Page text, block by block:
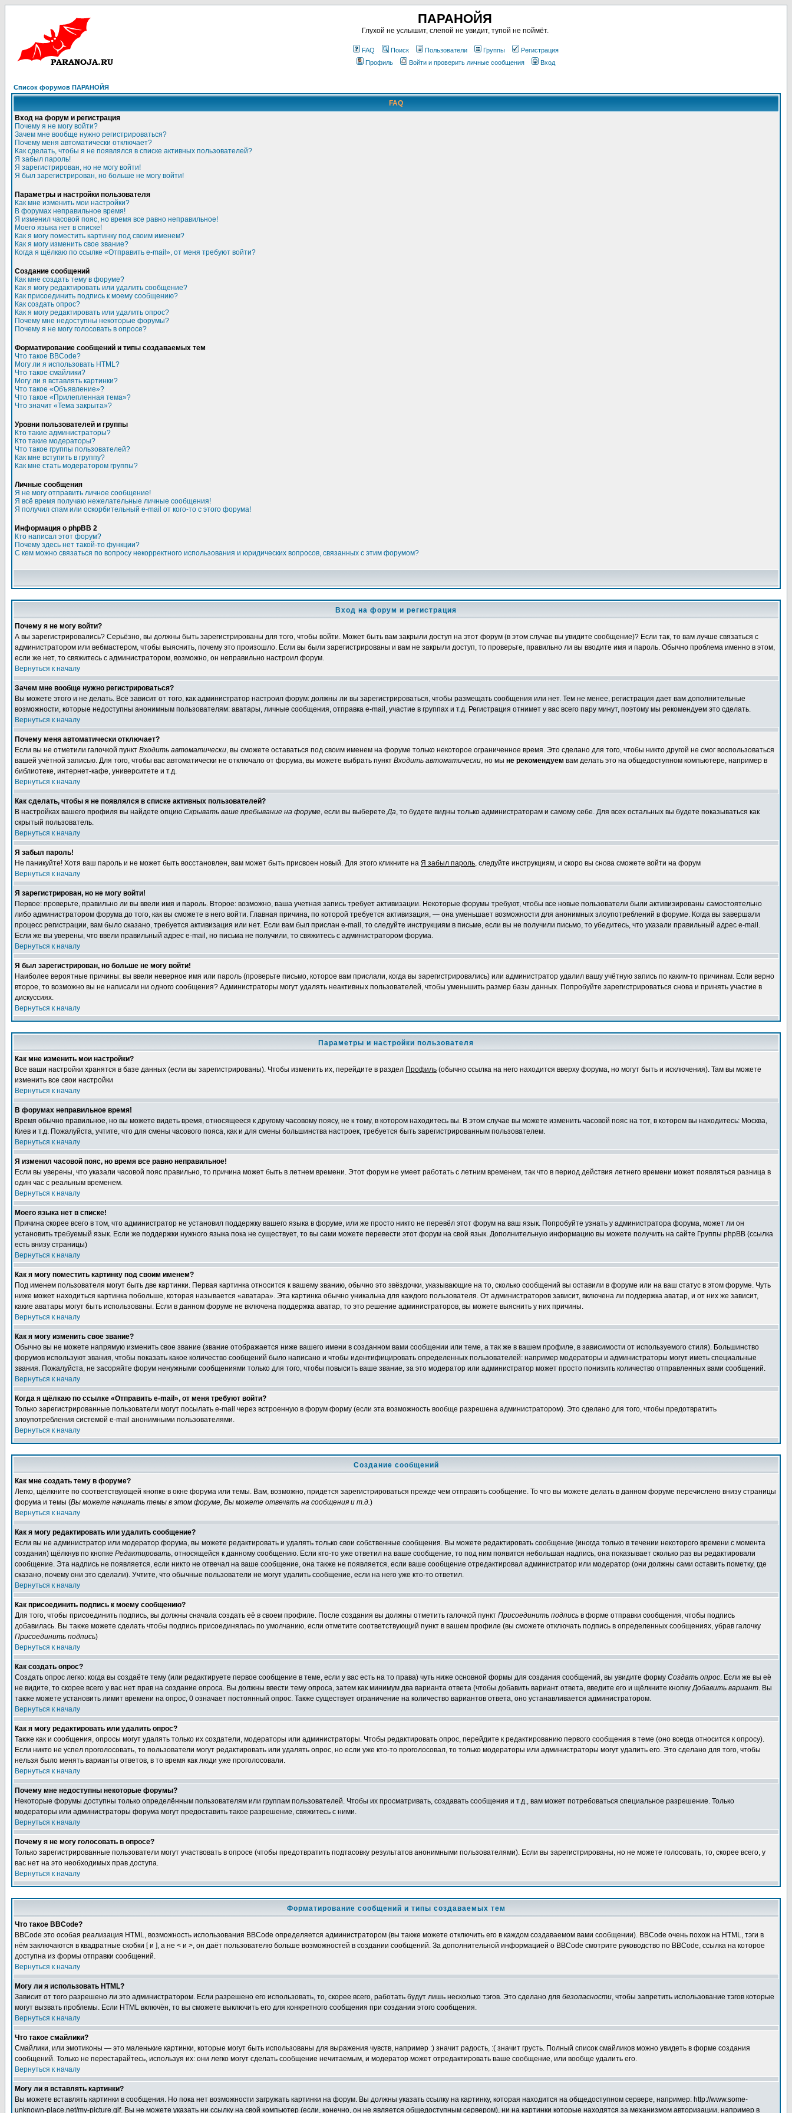
ПАРАНОЙЯ
Глухой не услышит, слепой не увидит, тупой не поймёт.
FAQ Поиск Пользователи Группы
Регистрация
Профиль
Войти и проверить личные сообщения Вход
Список форумов ПАРАНОЙЯ
FAQ
Вход на форум и регистрация
Почему я не могу войти?
Зачем мне вообще нужно регистрироваться?
Почему меня автоматически отключает?
Как сделать, чтобы я не появлялся в списке активных пользователей?
Я забыл пароль!
Я зарегистрирован, но не могу войти!
Я был зарегистрирован, но больше не могу войти!
Параметры и настройки пользователя
Как мне изменить мои настройки?
В форумах неправильное время!
Я изменил часовой пояс, но время все равно неправильное!
Моего языка нет в списке!
Как я могу поместить картинку под своим именем?
Как я могу изменить свое звание?
Когда я щёлкаю по ссылке «Отправить e-mail», от меня требуют войти?
Создание сообщений
Как мне создать тему в форуме?
Как я могу редактировать или удалить сообщение?
Как присоединить подпись к моему сообщению?
Как создать опрос?
Как я могу редактировать или удалить опрос?
Почему мне недоступны некоторые форумы?
Почему я не могу голосовать в опросе?
Форматирование сообщений и типы создаваемых тем
Что такое BBCode?
Могу ли я использовать HTML?
Что такое смайлики?
Могу ли я вставлять картинки?
Что такое «Объявление»?
Что такое «Прилепленная тема»?
Что значит «Тема закрыта»?
Уровни пользователей и группы
Кто такие администраторы?
Кто такие модераторы?
Что такое группы пользователей?
Как мне вступить в группу?
Как мне стать модератором группы?
Личные сообщения
Я не могу отправить личное сообщение!
Я всё время получаю нежелательные личные сообщения!
Я получил спам или оскорбительный e-mail от кого-то с этого форума!
Информация о phpBB 2
Кто написал этот форум?
Почему здесь нет такой-то функции?
С кем можно связаться по вопросу некорректного использования и юридических вопросов, связанных с этим форумом?
Вход на форум и регистрация
Почему я не могу войти?
А вы зарегистрировались? Серьёзно, вы должны быть зарегистрированы для того, чтобы войти. Может быть вам закрыли доступ на этот форум (в этом случае вы увидите сообщение)? Если так, то вам лучше связаться с
администратором или вебмастером, чтобы выяснить, почему это произошло. Если вы были зарегистрированы и вам не закрыли доступ, то проверьте, правильно ли вы вводите имя и пароль. Обычно проблема именно в этом,
если же нет, то свяжитесь с администратором, возможно, он неправильно настроил форум.
Вернуться к началу
Зачем мне вообще нужно регистрироваться?
Вы можете этого и не делать. Всё зависит от того, как администратор настроил форум: должны ли вы зарегистрироваться, чтобы размещать сообщения или нет. Тем не менее, регистрация дает вам дополнительные
возможности, которые недоступны анонимным пользователям: аватары, личные сообщения, отправка e-mail, участие в группах и т.д. Регистрация отнимет у вас всего пару минут, поэтому мы рекомендуем это сделать.
Вернуться к началу
Почему меня автоматически отключает?
Если вы не отметили галочкой пункт Входить автоматически, вы сможете оставаться под своим именем на форуме только некоторое ограниченное время. Это сделано для того, чтобы никто другой не смог воспользоваться
вашей учётной записью. Для того, чтобы вас автоматически не отключало от форума, вы можете выбрать пункт Входить автоматически, но мы не рекомендуем вам делать это на общедоступном компьютере, например в
библиотеке, интернет-кафе, университете и т.д.
Вернуться к началу
Как сделать, чтобы я не появлялся в списке активных пользователей?
В настройках вашего профиля вы найдете опцию Скрывать ваше пребывание на форуме, если вы выберетеДа, то будете видны только администраторам и самому себе. Для всех остальных вы будете показываться как
скрытый пользователь.
Вернуться к началу
Я забыл пароль!
Не паникуйте! Хотя ваш пароль и не может быть восстановлен, вам может быть присвоен новый. Для этого кликните на Я забыл пароль, следуйте инструкциям, и скоро вы снова сможете войти на форум
Вернуться к началу
Я зарегистрирован, но не могу войти!
Первое: проверьте, правильно ли вы ввели имя и пароль. Второе: возможно, ваша учетная запись требует активизации. Некоторые форумы требуют, чтобы все новые пользователи были активизированы самостоятельно
либо администратором форума до того, как вы сможете в него войти. Главная причина, по которой требуется активизация, — она уменьшает возможности для анонимных злоупотреблений в форуме. Когда вы завершали
процесс регистрации, вам было сказано, требуется активизация или нет. Если вам был прислан e-mail, то следуйте инструкциям в письме, если вы не получили письмо, то убедитесь, что указали правильный адрес e-mail.
Если же вы уверены, что ввели правильный адрес e-mail, но письма не получили, то свяжитесь с администратором форума.
Вернуться к началу
Я был зарегистрирован, но больше не могу войти!
Наиболее вероятные причины: вы ввели неверное имя или пароль (проверьте письмо, которое вам прислали, когда вы зарегистрировались) или администратор удалил вашу учётную запись по каким-то причинам. Если верно
второе, то возможно вы не написали ни одного сообщения? Администраторы могут удалять неактивных пользователей, чтобы уменьшить размер базы данных. Попробуйте зарегистрироваться снова и принять участие в
дискуссиях.
Вернуться к началу
Параметры и настройки пользователя
Как мне изменить мои настройки?
Все ваши настройки хранятся в базе данных (если вы зарегистрированы). Чтобы изменить их, перейдите в раздел Профиль (обычно ссылка на него находится вверху форума, но могут быть и исключения). Там вы можете
изменить все свои настройки
Вернуться к началу
В форумах неправильное время!
Время обычно правильное, но вы можете видеть время, относящееся к другому часовому поясу, не к тому, в котором находитесь вы. В этом случае вы можете изменить часовой пояс на тот, в котором вы находитесь: Москва,
Киев и т.д. Пожалуйста, учтите, что для смены часового пояса, как и для смены большинства настроек, требуется быть зарегистрированным пользователем.
Вернуться к началу
Я изменил часовой пояс, но время все равно неправильное!
Если вы уверены, что указали часовой пояс правильно, то причина может быть в летнем времени. Этот форум не умеет работать с летним временем, так что в период действия летнего времени может появляться разница в
один час с реальным временем.
Вернуться к началу
Моего языка нет в списке!
Причина скорее всего в том, что администратор не установил поддержку вашего языка в форуме, или же просто никто не перевёл этот форум на ваш язык. Попробуйте узнать у администратора форума, может ли он
установить требуемый язык. Если же поддержки нужного языка пока не существует, то вы сами можете перевести этот форум на свой язык. Дополнительную информацию вы можете получить на сайте Группы phpBB (ссылка
есть внизу страницы)
Вернуться к началу
Как я могу поместить картинку под своим именем?
Под именем пользователя могут быть две картинки. Первая картинка относится к вашему званию, обычно это звёздочки, указывающие на то, сколько сообщений вы оставили в форуме или на ваш статус в этом форуме. Чуть
ниже может находиться картинка побольше, которая называется «аватара». Эта картинка обычно уникальна для каждого пользователя. От администраторов зависит, включена ли поддержка аватар, и от них же зависит,
какие аватары могут быть использованы. Если в данном форуме не включена поддержка аватар, то это решение администраторов, вы можете выяснить у них причины.
Вернуться к началу
Как я могу изменить свое звание?
Обычно вы не можете напрямую изменить свое звание (звание отображается ниже вашего имени в созданном вами сообщении или теме, а так же в вашем профиле, в зависимости от используемого стиля). Большинство
форумов используют звания, чтобы показать какое количество сообщений было написано и чтобы идентифицировать определенных пользователей: например модераторы и администраторы могут иметь специальные
звания. Пожалуйста, не засоряйте форум ненужными сообщениями только для того, чтобы повысить ваше звание, за это модератор или администратор может просто понизить количество отправленных вами сообщений.
Вернуться к началу
Когда я щёлкаю по ссылке «Отправить e-mail», от меня требуют войти?
Только зарегистрированные пользователи могут посылать e-mail через встроенную в форум форму (если эта возможность вообще разрешена администратором). Это сделано для того, чтобы предотвратить
злоупотребления системой e-mail анонимными пользователями.
Вернуться к началу
Создание сообщений
Как мне создать тему в форуме?
Легко, щёлкните по соответствующей кнопке в окне форума или темы. Вам, возможно, придется зарегистрироваться прежде чем отправить сообщение. То что вы можете делать в данном форуме перечислено внизу страницы
форума и темы (Вы можете начинать темы в этом форуме, Вы можете отвечать на сообщения и т.д.)
Вернуться к началу
Как я могу редактировать или удалить сообщение?
Если вы не администратор или модератор форума, вы можете редактировать и удалять только свои собственные сообщения. Вы можете редактировать сообщение (иногда только в течении некоторого времени с момента
создания) щёлкнув по кнопке Редактировать, относящейся к данному сообщению. Если кто-то уже ответил на ваше сообщение, то под ним появится небольшая надпись, она показывает сколько раз вы редактировали
сообщение. Эта надпись не появляется, если никто не отвечал на ваше сообщение, она также не появляется, если ваше сообщение отредактировал администратор или модератор (они должны сами оставить пометку, где
сказано, почему они это сделали). Учтите, что обычные пользователи не могут удалить сообщение, если на него уже кто-то ответил.
Вернуться к началу
Как присоединить подпись к моему сообщению?
Для того, чтобы присоединить подпись, вы должны сначала создать её в своем профиле. После создания вы должны отметить галочкой пункт Присоединить подпись в форме отправки сообщения, чтобы подпись
добавилась. Вы также можете сделать чтобы подпись присоединялась по умолчанию, если отметите соответствующий пункт в вашем профиле (вы сможете отключать подпись в определенных сообщениях, убрав галочку
Присоединить подпись)
Вернуться к началу
Как создать опрос?
Создать опрос легко: когда вы создаёте тему (или редактируете первое сообщение в теме, если у вас есть на то права) чуть ниже основной формы для создания сообщений, вы увидите форму Создать опрос. Если же вы её
не видите, то скорее всего у вас нет прав на создание опроса. Вы должны ввести тему опроса, затем как минимум два варианта ответа (чтобы добавить вариант ответа, введите его и щёлкните кнопкуДобавить вариант. Вы
также можете установить лимит времени на опрос, 0 означает постоянный опрос. Также существует ограничение на количество вариантов ответа, оно устанавливается администратором.
Вернуться к началу
Как я могу редактировать или удалить опрос?
Также как и сообщения, опросы могут удалять только их создатели, модераторы или администраторы. Чтобы редактировать опрос, перейдите к редактированию первого сообщения в теме (оно всегда относится к опросу).
Если никто не успел проголосовать, то пользователи могут редактировать или удалять опрос, но если уже кто-то проголосовал, то только модераторы или администраторы могут удалить его. Это сделано для того, чтобы
нельзя было менять варианты ответов, в то время как люди уже проголосовали.
Вернуться к началу
Почему мне недоступны некоторые форумы?
Некоторые форумы доступны только определённым пользователям или группам пользователей. Чтобы их просматривать, создавать сообщения и т.д., вам может потребоваться специальное разрешение. Только
модераторы или администраторы форума могут предоставить такое разрешение, свяжитесь с ними.
Вернуться к началу
Почему я не могу голосовать в опросе?
Только зарегистрированные пользователи могут участвовать в опросе (чтобы предотвратить подтасовку результатов анонимными пользователями). Если вы зарегистрированы, но не можете голосовать, то, скорее всего, у
вас нет на это необходимых прав доступа.
Вернуться к началу
Форматирование сообщений и типы создаваемых тем
Что такое BBCode?
BBCode это особая реализация HTML, возможность использования BBCode определяется администратором (вы также можете отключить его в каждом создаваемом вами сообщении). BBCode очень похож на HTML, тэги в
нём заключаются в квадратные скобки [ и ], а не < и >, он даёт пользователю больше возможностей в создании сообщений. За дополнительной информацией о BBCode смотрите руководство по BBCode, ссылка на которое
доступна из формы отправки сообщений.
Вернуться к началу
Могу ли я использовать HTML?
Зависит от того разрешено ли это администратором. Если разрешено его использовать, то, скорее всего, работать будут лишь несколько тэгов. Это сделано для безопасности, чтобы запретить использование тэгов которые
могут вызвать проблемы. Если HTML включён, то вы сможете выключить его для конкретного сообщения при создании этого сообщения.
Вернуться к началу
Что такое смайлики?
Смайлики, или эмотиконы — это маленькие картинки, которые могут быть использованы для выражения чувств, например :) значит радость, :( значит грусть. Полный список смайликов можно увидеть в форме создания
сообщений. Только не перестарайтесь, используя их: они легко могут сделать сообщение нечитаемым, и модератор может отредактировать ваше сообщение, или вообще удалить его.
Вернуться к началу
Могу ли я вставлять картинки?
Вы можете вставлять картинки в сообщения. Но пока нет возможности загружать картинки на форум. Вы должны указать ссылку на картинку, которая находится на общедоступном сервере, например: http://www.some-
unknown-place.net/my-picture.gif. Вы не можете указать ни ссылку на свой компьютер (если, конечно, он не является общедоступным сервером), ни на картинки которые находятся за механизмом авторизации, например в